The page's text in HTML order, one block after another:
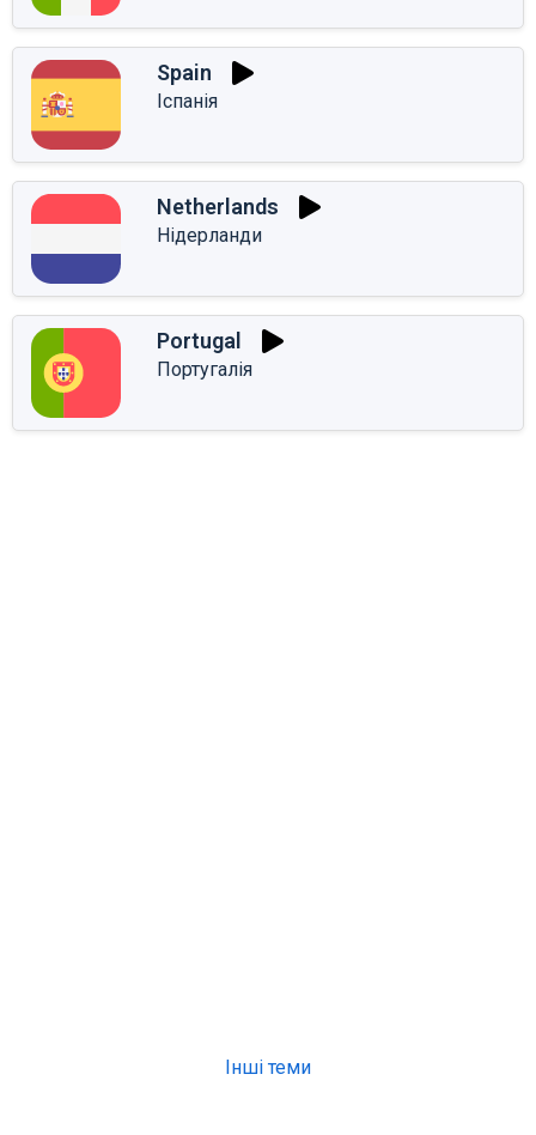
Spain
Іспанія
Netherlands
Нідерланди
Portugal
Португалія
Інші теми